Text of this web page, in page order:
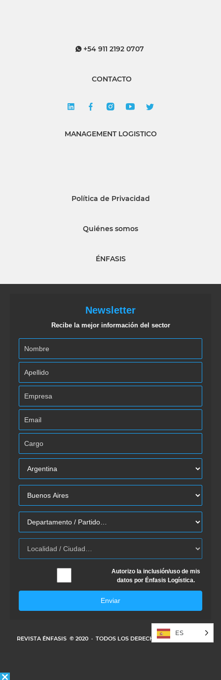
+54 911 2192 0707
CONTACTO
MANAGEMENT LOGISTICO
Política de Privacidad
Quiénes somos
ÉNFASIS
Newsletter
Recibe la mejor información del sector
Autorizo la inclusión/uso de mis
datos por Énfasis Logística.
Enviar
REVISTA ÉNFASIS © 2020 · TODOS LOS DERECHOS RESERVADOS
ES